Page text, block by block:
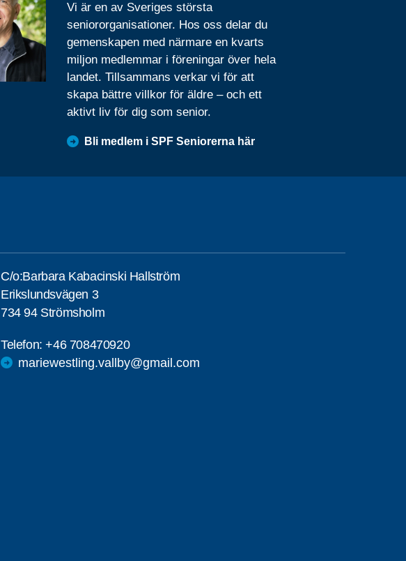
Vi är en av Sveriges största
seniororganisationer. Hos oss delar du
gemenskapen med närmare en kvarts
miljon medlemmar i föreningar över hela
landet. Tillsammans verkar vi för att
skapa bättre villkor för äldre – och ett
aktivt liv för dig som senior.
Bli medlem i SPF Seniorerna här
C/o:Barbara Kabacinski Hallström
Erikslundsvägen 3
734 94 Strömsholm
Telefon:+46 708470920
mariewestling.vallby@gmail.com